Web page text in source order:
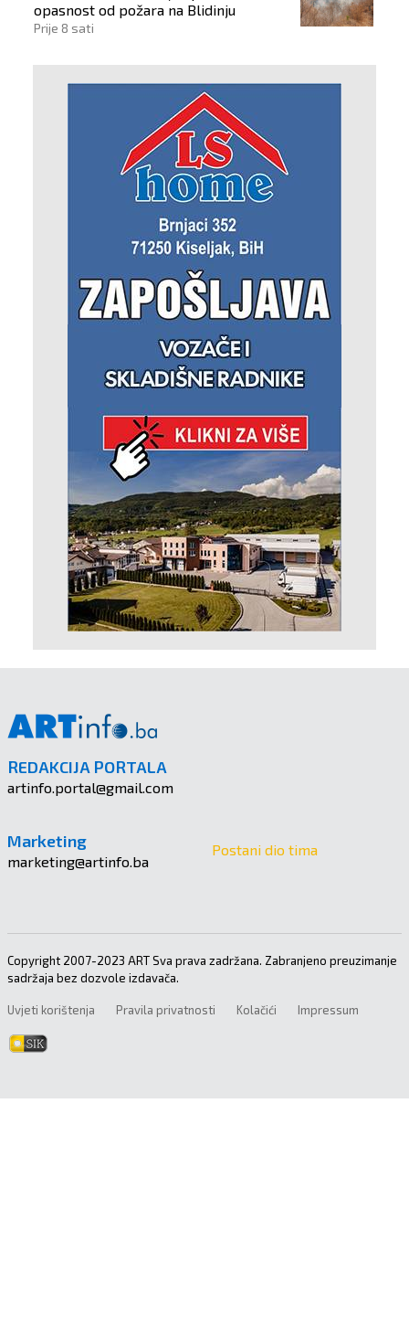
opasnost od požara na Blidinju
Prije 8 sati
REDAKCIJA PORTALA
artinfo.portal@gmail.com
Marketing
marketing@artinfo.ba
Postani dio tima
Copyright 2007-2023 ART Sva prava zadržana. Zabranjeno preuzimanje
sadržaja bez dozvole izdavača.
Uvjeti korištenja Pravila privatnosti Kolačići Impressum